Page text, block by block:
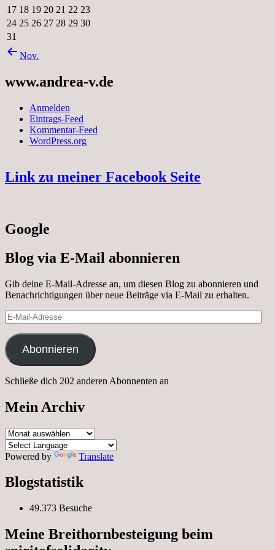
17 18 19 20 21 22 23
24 25 26 27 28 29 30
31
Nov.
www.andrea-v.de
Anmelden
Eintrags-Feed
Kommentar-Feed
WordPress.org
Link zu meiner Facebook Seite
Google
Blog via E-Mail abonnieren
Gib deine E-Mail-Adresse an, um diesen Blog zu abonnieren und
Benachrichtigungen über neue Beiträge via E-Mail zu erhalten.
E-
Mail-
Adresse
Abonnieren
Schließe dich 202 anderen Abonnenten an
Mein Archiv
Mein
Archiv
Powered by
Translate
Blogstatistik
49.373 Besuche
Meine Breithornbesteigung beim